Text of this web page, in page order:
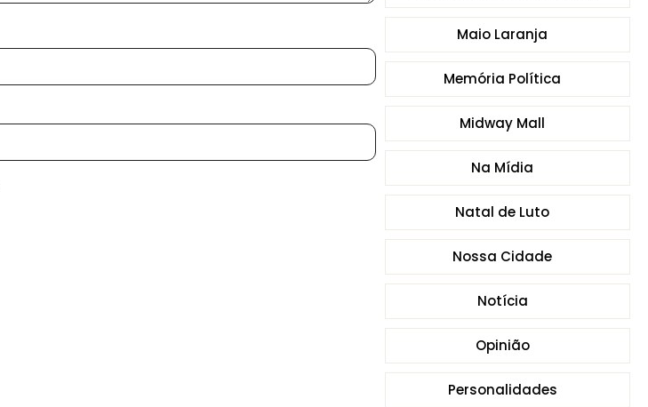
Maio Laranja
Memória Política
Midway Mall
Na Mídia
Natal de Luto
Nossa Cidade
Notícia
Opinião
Personalidades